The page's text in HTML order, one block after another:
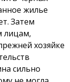
жилье
Затем
лицам,
хозяйке
сильно